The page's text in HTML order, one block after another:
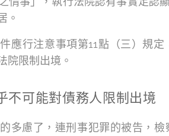
。
應行注意事項第11點（三）規
院限制出境。
不可能對債務人限制出境
多慮了，連刑事犯罪的被告，